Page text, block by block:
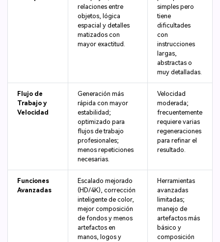
relaciones entre
objetos, lógica
espacial y detalles
matizados con
mayor exactitud.
simples pero
tiene
dificultades
con
instrucciones
largas,
abstractas o
muy detalladas.
Flujo de
Trabajo y
Velocidad
Generación más
rápida con mayor
estabilidad;
optimizado para
flujos de trabajo
profesionales;
menos repeticiones
necesarias.
Velocidad
moderada;
frecuentemente
requiere varias
regeneraciones
para refinar el
resultado.
Funciones
Avanzadas
Escalado mejorado
(HD/4K), corrección
inteligente de color,
mejor composición
de fondos y menos
artefactos en
manos, logos y
Herramientas
avanzadas
limitadas;
manejo de
artefactos más
básico y
composición